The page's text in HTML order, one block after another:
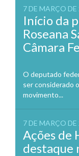
7 DE MARÇO DE
Início da
Roseana
Câmara
O deputado
ser considerado
movimento...
7 DE MARÇO DE
Ações de
destaque